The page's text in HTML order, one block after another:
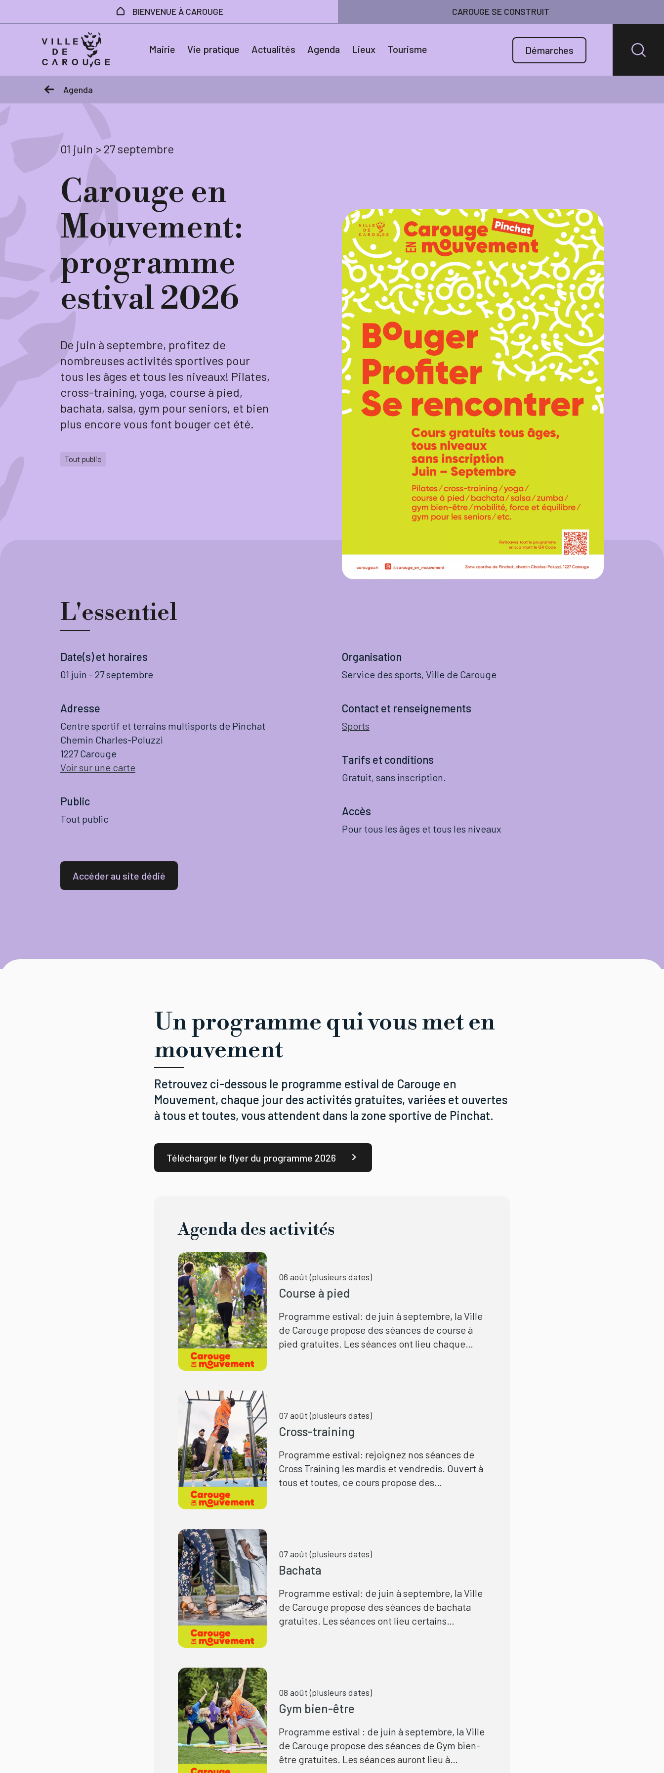
BIENVENUE À CAROUGE CAROUGE SE CONSTRUIT
Mairie Vie pratique Actualités Agenda Lieux Tourisme Démarches
Agenda
01 juin > 27 septembre
Carouge en
Mouvement:
programme
estival 2026
De juin à septembre, profitez de
nombreuses activités sportives pour
tous les âges et tous les niveaux! Pilates,
cross-training, yoga, course à pied,
bachata, salsa, gym pour seniors, et bien
plus encore vous font bouger cet été.
Tout public
L'essentiel
Date(s) et horaires
01 juin - 27 septembre
Adresse
Centre sportif et terrains multisports de Pinchat
Chemin Charles-Poluzzi
1227 Carouge
Voir sur une carte
Public
Tout public
Organisation
Service des sports, Ville de Carouge
Contact et renseignements
Sports
Tarifs et conditions
Gratuit, sans inscription.
Accès
Pour tous les âges et tous les niveaux
Accéder au site dédié
Un programme qui vous met en
mouvement
Retrouvez ci-dessous le programme estival de Carouge en
Mouvement, chaque jour des activités gratuites, variées et ouvertes
à tous et toutes, vous attendent dans la zone sportive de Pinchat.
Télécharger le flyer du programme 2026
Agenda des activités
06 août (plusieurs dates)
Course à pied
Programme estival: de juin à septembre, la Ville
de Carouge propose des séances de course à
pied gratuites. Les séances ont lieu chaque
07 août (plusieurs dates)
Cross-training
Programme estival: rejoignez nos séances de
Cross Training les mardis et vendredis. Ouvert à
tous et toutes, ce cours propose des
07 août (plusieurs dates)
Bachata
Programme estival: de juin à septembre, la Ville
de Carouge propose des séances de bachata
gratuites. Les séances ont lieu certains
08 août (plusieurs dates)
Gym bien-être
Programme estival : de juin à septembre, la Ville
de Carouge propose des séances de Gym bien-
être gratuites. Les séances auront lieu à